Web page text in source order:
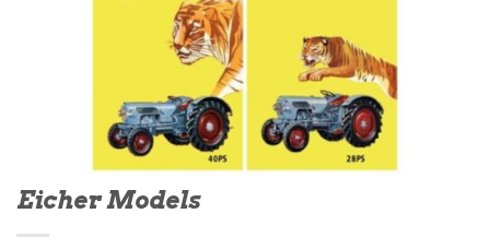
Eicher Models